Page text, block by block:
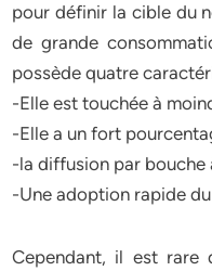
pour définir la cible du
de grande
possède quatre
-Elle est touchée à
-Elle a un fort
-la diffusion par bouche
-Une adoption rapide
Cependant, il est rare